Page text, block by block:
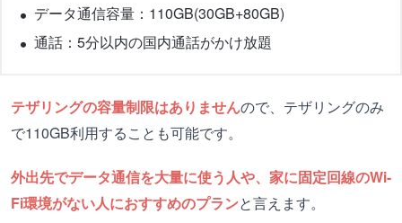
データ通信容量：110GB(30GB+80GB)
通話：5分以内の国内通話がかけ放題
テザリングの容量制限はありませんので、テザリングのみ
で110GB利用することも可能です。
外出先でデータ通信を大量に使う人や、家に固定回線のWi-
Fi環境がない人におすすめのプランと言えます。